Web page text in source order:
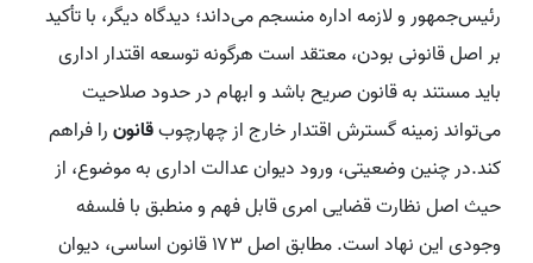
رئیس‌جمهور و لازمه اداره منسجم می‌داند؛ دیدگاه دیگر، با تأکید
بر اصل قانونی بودن، معتقد است هرگونه توسعه اقتدار اداری
باید مستند به قانون صریح باشد و ابهام در حدود صلاحیت
می‌تواند زمینه گسترش اقتدار خارج از چهارچوبقانونرا فراهم
کند.در چنین وضعیتی، ورود دیوان عدالت اداری به موضوع، از
حیث اصل نظارت قضایی امری قابل فهم و منطبق با فلسفه
وجودی این نهاد است. مطابق اصل ۱۷۳ قانون اساسی، دیوان